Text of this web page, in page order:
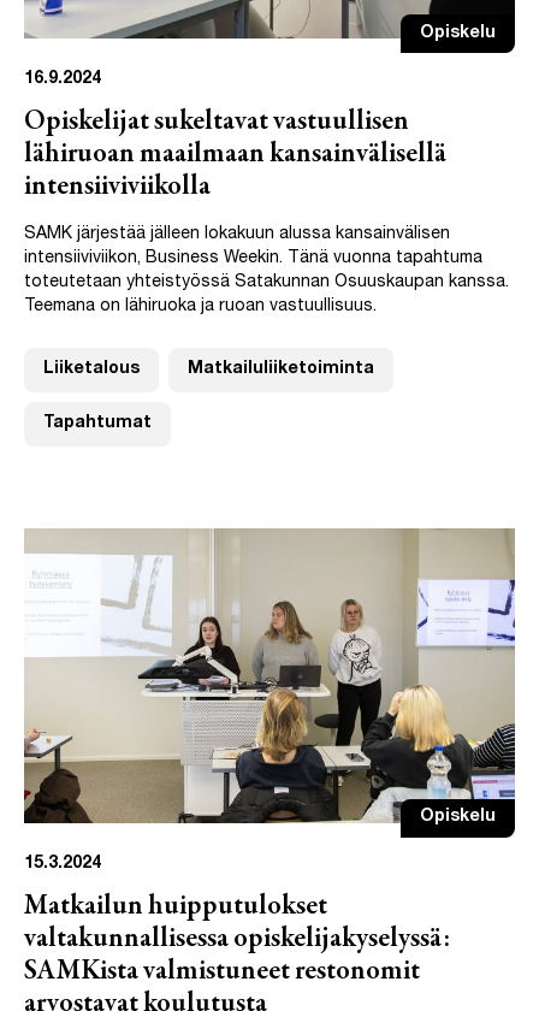
Opiskelu
16.9.2024
Opiskelijat sukeltavat vastuullisen
lähiruoan maailmaan kansainvälisellä
intensiiviviikolla
SAMK järjestää jälleen lokakuun alussa kansainvälisen
intensiiviviikon, Business Weekin. Tänä vuonna tapahtuma
toteutetaan yhteistyössä Satakunnan Osuuskaupan kanssa.
Teemana on lähiruoka ja ruoan vastuullisuus.
Liiketalous Matkailuliiketoiminta
Tapahtumat
Opiskelu
15.3.2024
Matkailun huipputulokset
valtakunnallisessa opiskelijakyselyssä:
SAMKista valmistuneet restonomit
arvostavat koulutusta